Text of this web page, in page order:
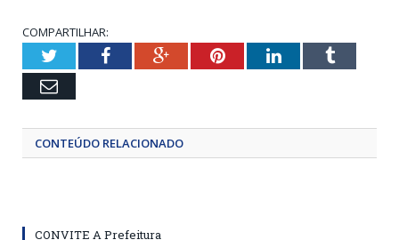
COMPARTILHAR:
TwitterFacebookGoogle+PinterestLinkedInTumblr
Email
CONTEÚDO RELACIONADO
CONVITE A Prefeitura